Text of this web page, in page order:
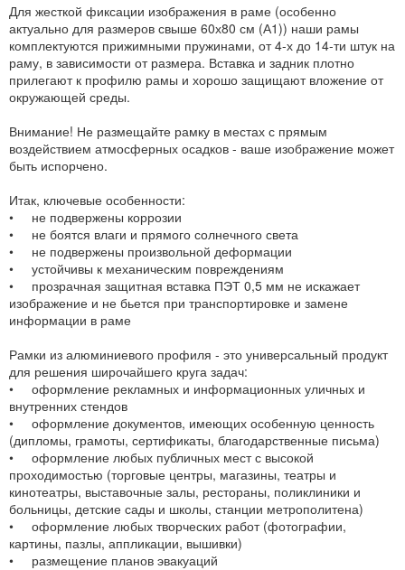
Для жесткой фиксации изображения в раме (особенно
актуально для размеров свыше 60х80 см (А1)) наши рамы
комплектуются прижимными пружинами, от 4-х до 14-ти штук на
раму, в зависимости от размера. Вставка и задник плотно
прилегают к профилю рамы и хорошо защищают вложение от
окружающей среды.
Внимание! Не размещайте рамку в местах с прямым
воздействием атмосферных осадков - ваше изображение может
быть испорчено.
Итак, ключевые особенности:
• не подвержены коррозии
• не боятся влаги и прямого солнечного света
• не подвержены произвольной деформации
• устойчивы к механическим повреждениям
• прозрачная защитная вставка ПЭТ 0,5 мм не искажает
изображение и не бьется при транспортировке и замене
информации в раме
Рамки из алюминиевого профиля - это универсальный продукт
для решения широчайшего круга задач:
• оформление рекламных и информационных уличных и
внутренних стендов
• оформление документов, имеющих особенную ценность
(дипломы, грамоты, сертификаты, благодарственные письма)
• оформление любых публичных мест с высокой
проходимостью (торговые центры, магазины, театры и
кинотеатры, выставочные залы, рестораны, поликлиники и
больницы, детские сады и школы, станции метрополитена)
• оформление любых творческих работ (фотографии,
картины, пазлы, аппликации, вышивки)
• размещение планов эвакуаций